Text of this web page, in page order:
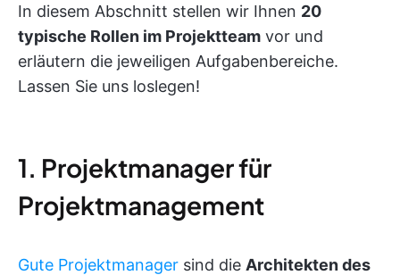
In diesem Abschnitt stellen wir Ihnen 20
typische Rollen im Projektteam vor und
erläutern die jeweiligen Aufgabenbereiche.
Lassen Sie uns loslegen!
1. Projektmanager für
Projektmanagement
Gute Projektmanager sind die Architekten des